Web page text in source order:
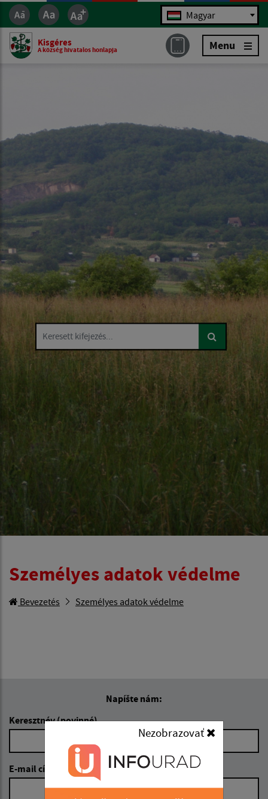
Jazyk Magyar
Kisgéres
A község hivatalos honlapja Menu
Személyes adatok védelme
Bevezetés Személyes adatok védelme
Napíšte nám:
Keresztnév (povinné)
E-mail cím (povinné)
Nezobrazovať